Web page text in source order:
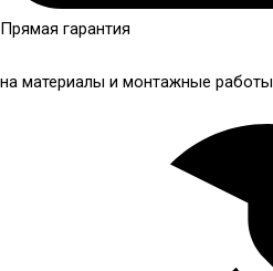
Прямая гарантия
на материалы и монтажные работы